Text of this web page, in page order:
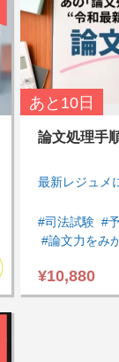
論文処理手
最新レジュメ
#司法試験 #
#論文力をみ
#短期間で全
#知識を一元
¥10,880
あと 10日